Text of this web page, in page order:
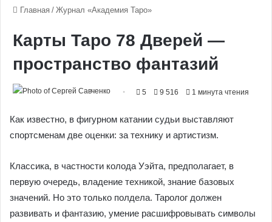
Главная / Журнал «Академия Таро»
Карты Таро 78 Дверей —
пространство фантазий
5 9 516 1 минута чтения
Как известно, в фигурном катании судьи выставляют
спортсменам две оценки: за технику и артистизм.
Классика, в частности колода Уэйта, предполагает, в
первую очередь, владение техникой, знание базовых
значений. Но это только полдела. Таролог должен
развивать и фантазию, умение расшифровывать символы